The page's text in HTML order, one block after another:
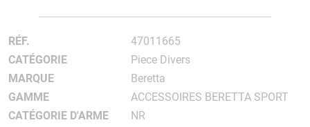
RÉF.
47011665
CATÉGORIE
Piece Divers
MARQUE
Beretta
GAMME
ACCESSOIRES BERETTA SPORT
CATÉGORIE D'ARME
NR